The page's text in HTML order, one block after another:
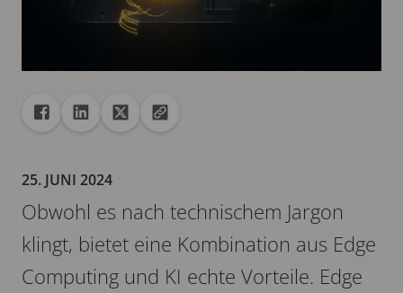
Freigabe
Teilen auf Facebook
Teilen auf Linkedin
Teilen auf XURL in die Zwischenablage kopieren
25. JUNI 2024
Obwohl es nach technischem Jargon
klingt, bietet eine Kombination aus Edge
Computing und KI echte Vorteile. Edge